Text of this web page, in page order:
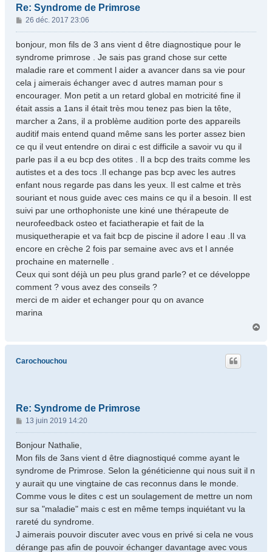
Re: Syndrome de Primrose
M
e
s
g
e
26 déc. 2017 23:06
bonjour, mon fils de 3 ans vient d être diagnostique pour le
syndrome primrose . Je sais pas grand chose sur cette
maladie rare et comment l aider a avancer dans sa vie pour
cela j aimerais échanger avec d autres maman pour s
encourager. Mon petit a un retard global en motricité fine il
était assis a 1ans il était très mou tenez pas bien la tête,
marcher a 2ans, il a problème audition porte des appareils
auditif mais entend quand même sans les porter assez bien
ce qu il veut entendre on dirai c est difficile a savoir vu qu il
parle pas il a eu bcp des otites . Il a bcp des traits comme les
autistes et a des tocs .Il echange pas bcp avec les autres
enfant nous regarde pas dans les yeux. Il est calme et très
souriant et nous guide avec ces mains ce qu il a besoin. Il est
suivi par une orthophoniste une kiné une thérapeute de
neurofeedback osteo et faciatherapie et fait de la
musiquetherapie et va fait bcp de piscine il adore l eau .Il va
encore en crèche 2 fois par semaine avec avs et l année
prochaine en maternelle .
Ceux qui sont déjà un peu plus grand parle? et ce développe
comment ? vous avez des conseils ?
merci de m aider et echanger pour qu on avance
marina
u
Carochouchou
Re: Syndrome de Primrose
M
e
s
g
e
13 juin 2019 14:20
Bonjour Nathalie,
Mon fils de 3ans vient d être diagnostiqué comme ayant le
syndrome de Primrose. Selon la généticienne qui nous suit il n
y aurait qu une vingtaine de cas reconnus dans le monde.
Comme vous le dites c est un soulagement de mettre un nom
sur sa "maladie" mais c est en même temps inquiétant vu la
rareté du syndrome.
J aimerais pouvoir discuter avec vous en privé si cela ne vous
dérange pas afin de pouvoir échanger davantage avec vous